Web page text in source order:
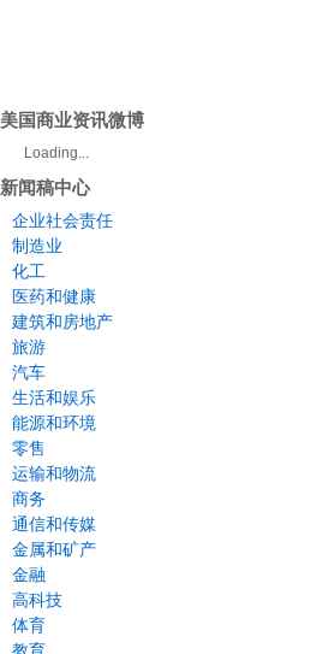
美国商业资讯微博
Loading...
新闻稿中心
企业社会责任
制造业
化工
医药和健康
建筑和房地产
旅游
汽车
生活和娱乐
能源和环境
零售
运输和物流
商务
通信和传媒
金属和矿产
金融
高科技
体育
教育